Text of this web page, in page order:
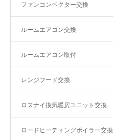
ファンコンベクター交換
ルームエアコン交換
ルームエアコン取付
レンジフード交換
ロスナイ換気暖房ユニット交換
ロードヒーティングボイラー交換